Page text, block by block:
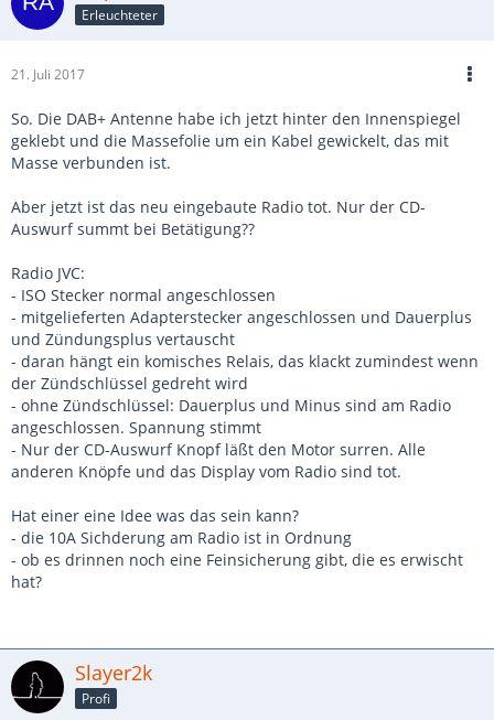
Erleuchteter
21. Juli 2017
So. Die DAB+ Antenne habe ich jetzt hinter den Innenspiegel
geklebt und die Massefolie um ein Kabel gewickelt, das mit
Masse verbunden ist.
Aber jetzt ist das neu eingebaute Radio tot. Nur der CD-
Auswurf summt bei Betätigung??
Radio JVC:
- ISO Stecker normal angeschlossen
- mitgelieferten Adapterstecker angeschlossen und Dauerplus
und Zündungsplus vertauscht
- daran hängt ein komisches Relais, das klackt zumindest wenn
der Zündschlüssel gedreht wird
- ohne Zündschlüssel: Dauerplus und Minus sind am Radio
angeschlossen. Spannung stimmt
- Nur der CD-Auswurf Knopf läßt den Motor surren. Alle
anderen Knöpfe und das Display vom Radio sind tot.
Hat einer eine Idee was das sein kann?
- die 10A Sichderung am Radio ist in Ordnung
- ob es drinnen noch eine Feinsicherung gibt, die es erwischt
hat?
Slayer2k
Profi